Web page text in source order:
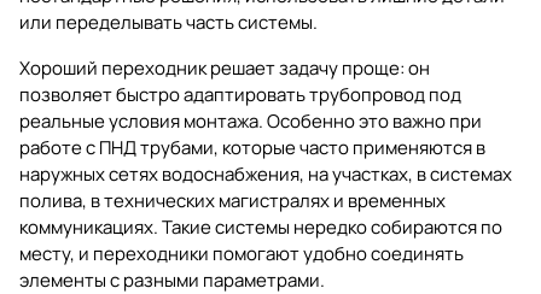
или переделывать часть системы.
Хороший переходник решает задачу проще: он
позволяет быстро адаптировать трубопровод под
реальные условия монтажа. Особенно это важно при
работе с ПНД трубами, которые часто применяются в
наружных сетях водоснабжения, на участках, в системах
полива, в технических магистралях и временных
коммуникациях. Такие системы нередко собираются по
месту, и переходники помогают удобно соединять
элементы с разными параметрами.